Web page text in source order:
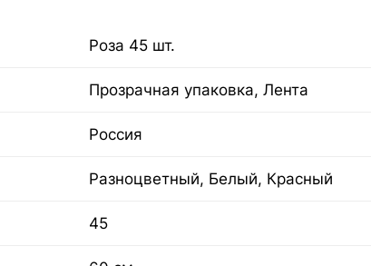
Роза 45 шт.
Прозрачная упаковка, Лента
Россия
Разноцветный, Белый, Красный
45